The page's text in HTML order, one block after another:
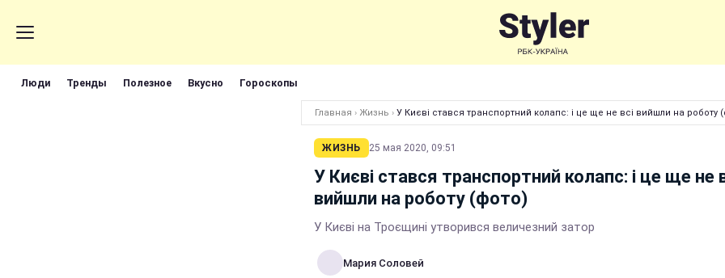
Люди Тренды Полезное Вкусно Гороскопы
Главная › Жизнь › У Києві стався транспортний колапс: і це ще не всі вийшли на роботу
ЖИЗНЬ 25 мая 2020, 09:51
У Києві стався транспортний колапс: і це ще не
вийшли на роботу (фото)
У Києві на Троєщині утворився величезний затор
Мария Соловей